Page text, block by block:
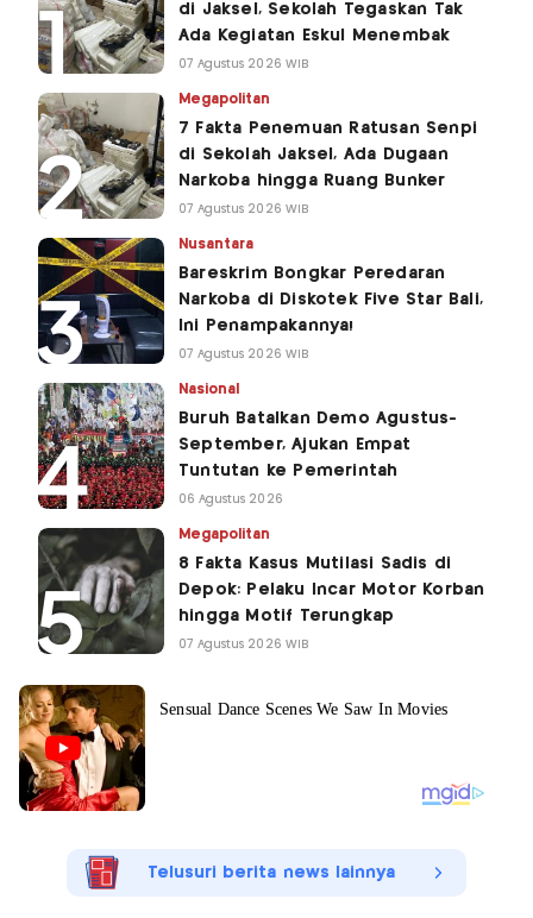
di Jaksel, Sekolah Tegaskan Tak
Ada Kegiatan Eskul Menembak
07 Agustus 2026 WIB
Megapolitan
7 Fakta Penemuan Ratusan Senpi
di Sekolah Jaksel, Ada Dugaan
Narkoba hingga Ruang Bunker
07 Agustus 2026 WIB
Nusantara
Bareskrim Bongkar Peredaran
Narkoba di Diskotek Five Star Bali,
Ini Penampakannya!
07 Agustus 2026 WIB
Nasional
Buruh Batalkan Demo Agustus-
September, Ajukan Empat
Tuntutan ke Pemerintah
06 Agustus 2026
Megapolitan
8 Fakta Kasus Mutilasi Sadis di
Depok: Pelaku Incar Motor Korban
hingga Motif Terungkap
07 Agustus 2026 WIB
Telusuri berita news lainnya